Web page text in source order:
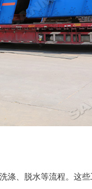
、脱水等流程。这